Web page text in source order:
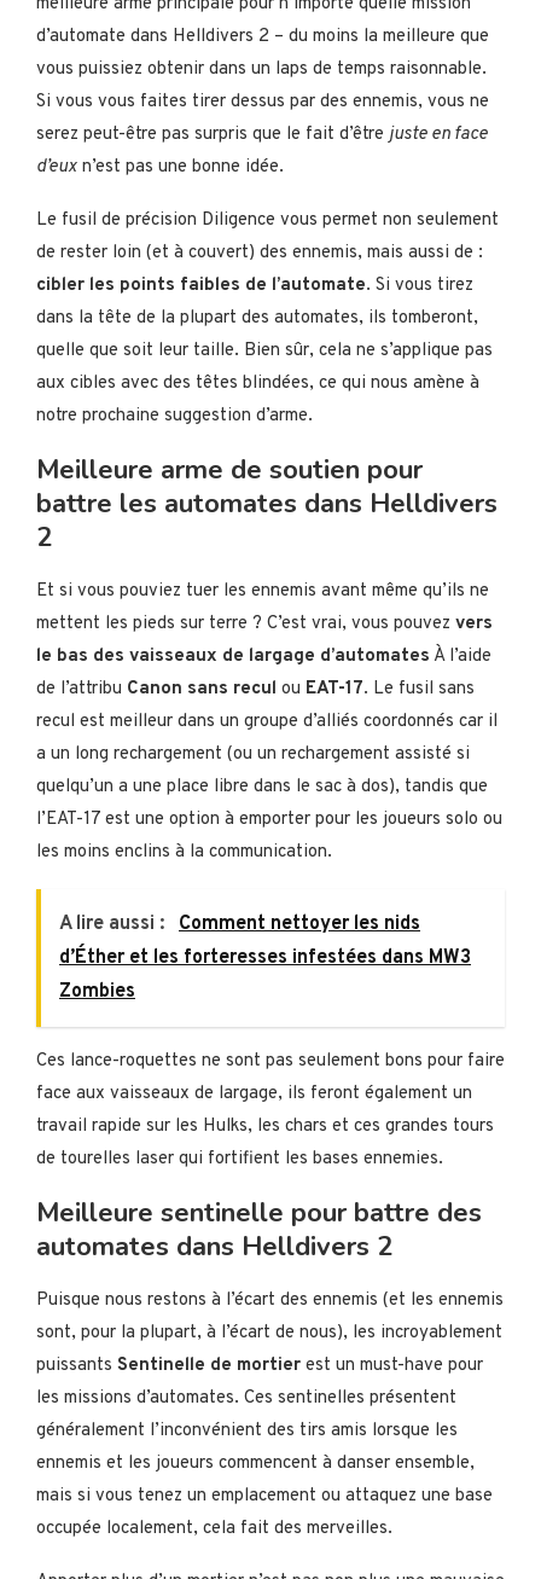
d’automate dans Helldivers 2 – du moins la meilleure que
vous puissiez obtenir dans un laps de temps raisonnable.
Si vous vous faites tirer dessus par des ennemis, vous ne
serez peut-être pas surpris que le fait d’être juste en face
d’eux n’est pas une bonne idée.
Le fusil de précision Diligence vous permet non seulement
de rester loin (et à couvert) des ennemis, mais aussi de :
cibler les points faibles de l’automate. Si vous tirez
dans la tête de la plupart des automates, ils tomberont,
quelle que soit leur taille. Bien sûr, cela ne s’applique pas
aux cibles avec des têtes blindées, ce qui nous amène à
notre prochaine suggestion d’arme.
Meilleure arme de soutien pour
battre les automates dans Helldivers
2
Et si vous pouviez tuer les ennemis avant même qu’ils ne
mettent les pieds sur terre ? C’est vrai, vous pouvez vers
le bas des vaisseaux de largage d’automates À l’aide
de l’attribu Canon sans recul ou EAT-17. Le fusil sans
recul est meilleur dans un groupe d’alliés coordonnés car il
a un long rechargement (ou un rechargement assisté si
quelqu’un a une place libre dans le sac à dos), tandis que
l’EAT-17 est une option à emporter pour les joueurs solo ou
les moins enclins à la communication.
A lire aussi :
Comment nettoyer les nids
d’Éther et les forteresses infestées dans MW3
Zombies
Ces lance-roquettes ne sont pas seulement bons pour faire
face aux vaisseaux de largage, ils feront également un
travail rapide sur les Hulks, les chars et ces grandes tours
de tourelles laser qui fortifient les bases ennemies.
Meilleure sentinelle pour battre des
automates dans Helldivers 2
Puisque nous restons à l’écart des ennemis (et les ennemis
sont, pour la plupart, à l’écart de nous), les incroyablement
puissants Sentinelle de mortier est un must-have pour
les missions d’automates. Ces sentinelles présentent
généralement l’inconvénient des tirs amis lorsque les
ennemis et les joueurs commencent à danser ensemble,
mais si vous tenez un emplacement ou attaquez une base
occupée localement, cela fait des merveilles.